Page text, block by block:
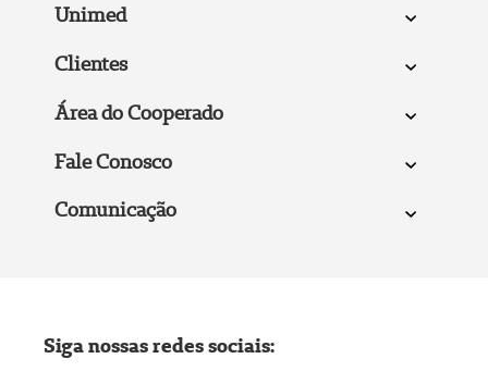
Unimed
Clientes
Área do Cooperado
Fale Conosco
Comunicação
Siga nossas redes sociais: